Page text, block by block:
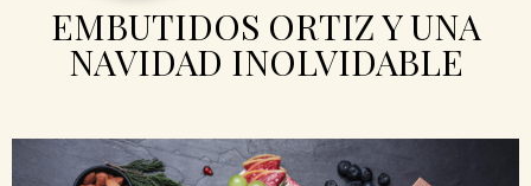
EMBUTIDOS ORTIZ Y UNA
NAVIDAD INOLVIDABLE